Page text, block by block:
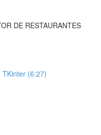
DE RESTAURANTES
(6:27)